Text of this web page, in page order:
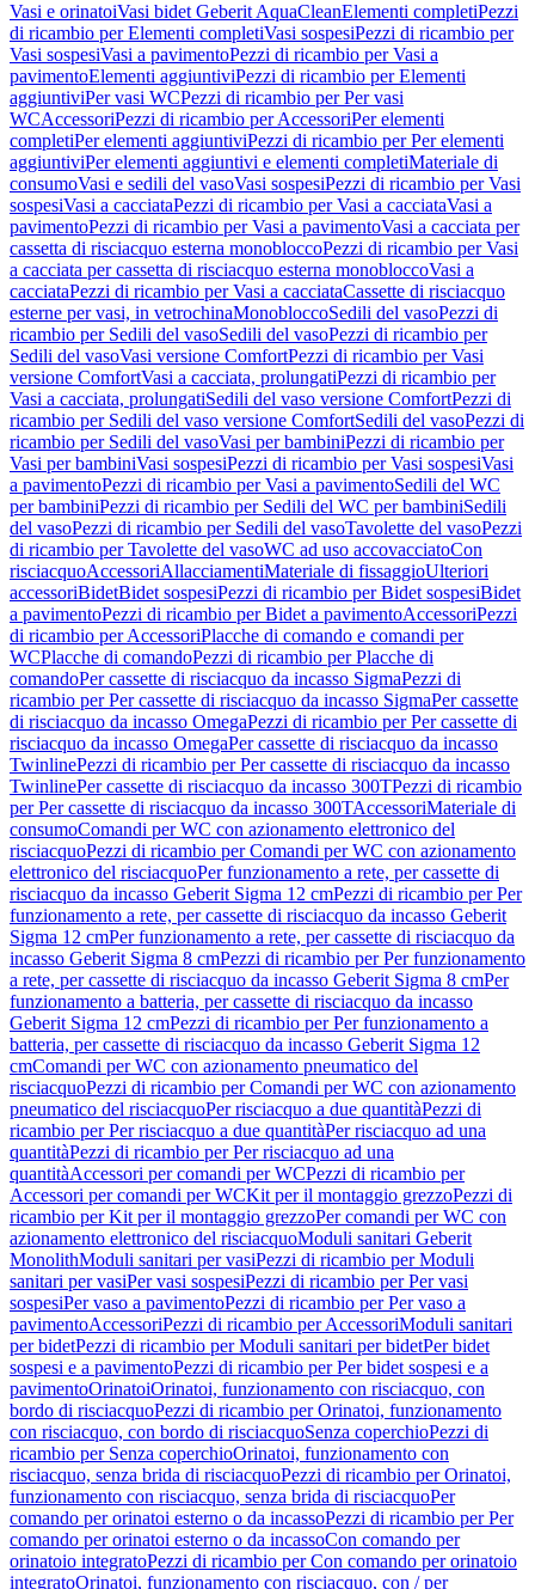
Vasi e orinatoiVasi bidet Geberit AquaCleanElementi completiPezzi
di ricambio per Elementi completiVasi sospesiPezzi di ricambio per
Vasi sospesiVasi a pavimentoPezzi di ricambio per Vasi a
pavimentoElementi aggiuntiviPezzi di ricambio per Elementi
aggiuntiviPer vasi WCPezzi di ricambio per Per vasi
WCAccessoriPezzi di ricambio per AccessoriPer elementi
completiPer elementi aggiuntiviPezzi di ricambio per Per elementi
aggiuntiviPer elementi aggiuntivi e elementi completiMateriale di
consumoVasi e sedili del vasoVasi sospesiPezzi di ricambio per Vasi
sospesiVasi a cacciataPezzi di ricambio per Vasi a cacciataVasi a
pavimentoPezzi di ricambio per Vasi a pavimentoVasi a cacciata per
cassetta di risciacquo esterna monobloccoPezzi di ricambio per Vasi
a cacciata per cassetta di risciacquo esterna monobloccoVasi a
cacciataPezzi di ricambio per Vasi a cacciataCassette di risciacquo
esterne per vasi, in vetrochinaMonobloccoSedili del vasoPezzi di
ricambio per Sedili del vasoSedili del vasoPezzi di ricambio per
Sedili del vasoVasi versione ComfortPezzi di ricambio per Vasi
versione ComfortVasi a cacciata, prolungatiPezzi di ricambio per
Vasi a cacciata, prolungatiSedili del vaso versione ComfortPezzi di
ricambio per Sedili del vaso versione ComfortSedili del vasoPezzi di
ricambio per Sedili del vasoVasi per bambiniPezzi di ricambio per
Vasi per bambiniVasi sospesiPezzi di ricambio per Vasi sospesiVasi
a pavimentoPezzi di ricambio per Vasi a pavimentoSedili del WC
per bambiniPezzi di ricambio per Sedili del WC per bambiniSedili
del vasoPezzi di ricambio per Sedili del vasoTavolette del vasoPezzi
di ricambio per Tavolette del vasoWC ad uso accovacciatoCon
risciacquoAccessoriAllacciamentiMateriale di fissaggioUlteriori
accessoriBidetBidet sospesiPezzi di ricambio per Bidet sospesiBidet
a pavimentoPezzi di ricambio per Bidet a pavimentoAccessoriPezzi
di ricambio per AccessoriPlacche di comando e comandi per
WCPlacche di comandoPezzi di ricambio per Placche di
comandoPer cassette di risciacquo da incasso SigmaPezzi di
ricambio per Per cassette di risciacquo da incasso SigmaPer cassette
di risciacquo da incasso OmegaPezzi di ricambio per Per cassette di
risciacquo da incasso OmegaPer cassette di risciacquo da incasso
TwinlinePezzi di ricambio per Per cassette di risciacquo da incasso
TwinlinePer cassette di risciacquo da incasso 300TPezzi di ricambio
per Per cassette di risciacquo da incasso 300TAccessoriMateriale di
consumoComandi per WC con azionamento elettronico del
risciacquoPezzi di ricambio per Comandi per WC con azionamento
elettronico del risciacquoPer funzionamento a rete, per cassette di
risciacquo da incasso Geberit Sigma 12 cmPezzi di ricambio per Per
funzionamento a rete, per cassette di risciacquo da incasso Geberit
Sigma 12 cmPer funzionamento a rete, per cassette di risciacquo da
incasso Geberit Sigma 8 cmPezzi di ricambio per Per funzionamento
a rete, per cassette di risciacquo da incasso Geberit Sigma 8 cmPer
funzionamento a batteria, per cassette di risciacquo da incasso
Geberit Sigma 12 cmPezzi di ricambio per Per funzionamento a
batteria, per cassette di risciacquo da incasso Geberit Sigma 12
cmComandi per WC con azionamento pneumatico del
risciacquoPezzi di ricambio per Comandi per WC con azionamento
pneumatico del risciacquoPer risciacquo a due quantitàPezzi di
ricambio per Per risciacquo a due quantitàPer risciacquo ad una
quantitàPezzi di ricambio per Per risciacquo ad una
quantitàAccessori per comandi per WCPezzi di ricambio per
Accessori per comandi per WCKit per il montaggio grezzoPezzi di
ricambio per Kit per il montaggio grezzoPer comandi per WC con
azionamento elettronico del risciacquoModuli sanitari Geberit
MonolithModuli sanitari per vasiPezzi di ricambio per Moduli
sanitari per vasiPer vasi sospesiPezzi di ricambio per Per vasi
sospesiPer vaso a pavimentoPezzi di ricambio per Per vaso a
pavimentoAccessoriPezzi di ricambio per AccessoriModuli sanitari
per bidetPezzi di ricambio per Moduli sanitari per bidetPer bidet
sospesi e a pavimentoPezzi di ricambio per Per bidet sospesi e a
pavimentoOrinatoiOrinatoi, funzionamento con risciacquo, con
bordo di risciacquoPezzi di ricambio per Orinatoi, funzionamento
con risciacquo, con bordo di risciacquoSenza coperchioPezzi di
ricambio per Senza coperchioOrinatoi, funzionamento con
risciacquo, senza brida di risciacquoPezzi di ricambio per Orinatoi,
funzionamento con risciacquo, senza brida di risciacquoPer
comando per orinatoi esterno o da incassoPezzi di ricambio per Per
comando per orinatoi esterno o da incassoCon comando per
orinatoio integratoPezzi di ricambio per Con comando per orinatoio
integratoOrinatoi, funzionamento con risciacquo, con / per